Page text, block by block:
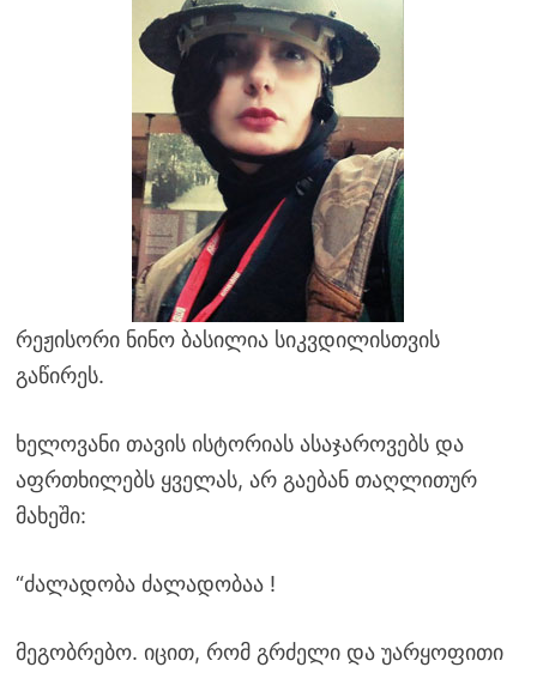
რეჟისორი ნინო ბასილია სიკვდილისთვის
გაწირეს.
ხელოვანი თავის ისტორიას ასაჯაროვებს და
აფრთხილებს ყველას, არ გაებან თაღლითურ
მახეში:
“ძალადობა ძალადობაა !
მეგობრებო. იცით, რომ გრძელი და უარყოფითი